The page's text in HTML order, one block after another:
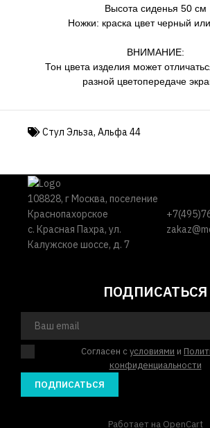
Высота сиденья 50 см
Ножки: краска цвет черный
ВНИМАНИЕ:
Тон цвета изделия может
разной цветопередаче
Стул Эльза, Альфа 44
108828, г Москва, поселение
Краснопахорское
с. Красная Пахра, ул.
Калужское шоссе, д. 7
ПОДПИСАТЬСЯ
Согласен сусловиями и
конфиденциальности
ПОДПИСАТЬСЯ
Работает на OpenCart